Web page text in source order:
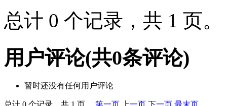
总计 0 个记录，共 1 页。
用户评论(共0条评论)
暂时还没有任何用户评论